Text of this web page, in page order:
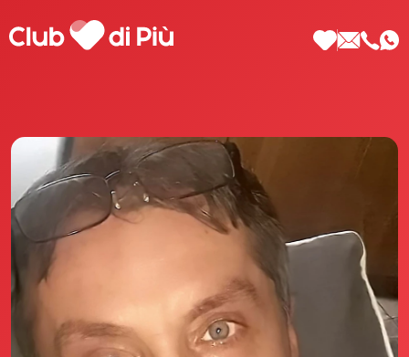
Scopri Club di Più
Le testimonianze Club di Più
La fondatrice Valeria Pilla
Annunci Donne